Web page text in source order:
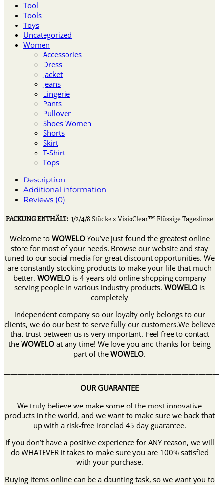
Tool
Tools
Toys
Uncategorized
Women
Accessories
Dress
Jacket
Jeans
Lingerie
Pants
Pullover
Shoes Women
Shorts
Skirt
T-Shirt
Tops
Description
Additional information
Reviews (0)
PACKUNG ENTHÄLT: 1/2/4/8 Stücke x VisioClear™ Flüssige Tageslinse
Welcome to WOWELO You’ve just found the greatest online
store for most of your needs. Browse our website and stay
tuned to our social media for great discount opportunities. We
are constantly stocking products to make your life that much
better. WOWELOis 4 years old online shopping company
serving people in various industry products. WOWELO is
completely
independent company so our loyalty only belongs to our
clients, we do our best to serve fully our customers.We believe
that trust between us is very important. Feel free to contact
the WOWELO at any time! We love you and thanks for being
part of the WOWELO.
OUR GUARANTEE
We truly believe we make some of the most innovative
products in the world, and we want to make sure we back that
up with a risk-free ironclad 45 day guarantee.
If you don’t have a positive experience for ANY reason, we will
do WHATEVER it takes to make sure you are 100% satisfied
with your purchase.
Buying items online can be a daunting task, so we want you to